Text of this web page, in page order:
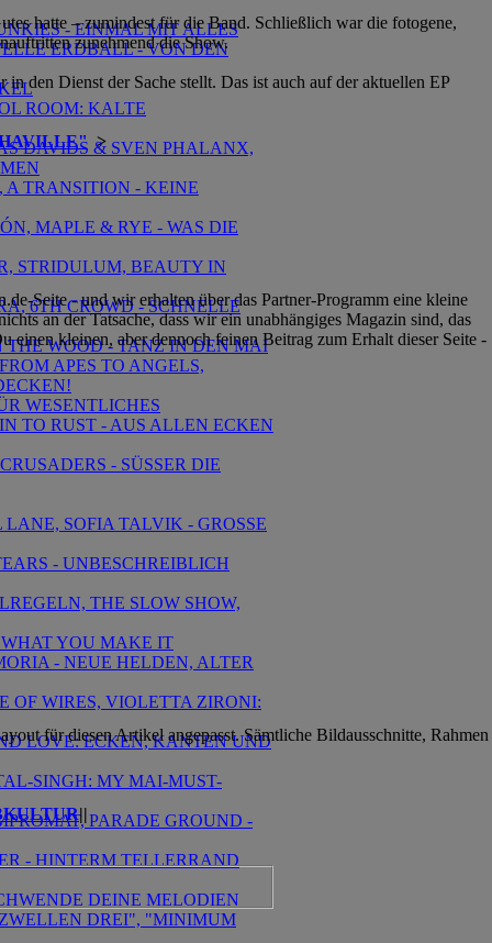
- EINMAL MIT ALLES
ERDBALL - VON DEN
ROOM: KALTE
DAVIDS & SVEN PHALANX,
A TRANSITION - KEINE
MAPLE & RYE - WAS DIE
STRIDULUM, BEAUTY IN
6TH CROWD - SCHNELLE
THE WOOD - TANZ IN DEN MAI
APES TO ANGELS,
WESENTLICHES
TO RUST - AUS ALLEN ECKEN
- SÜSSER DIE
SOFIA TALVIK - GROSSE
- UNBESCHREIBLICH
THE SLOW SHOW,
YOU MAKE IT
- NEUE HELDEN, ALTER
OF WIRES, VIOLETTA ZIRONI:
LOVE: ECKEN, KANTEN UND
SINGH: MY MAI-MUST-
PARADE GROUND -
- HINTERM TELLERRAND
DEINE MELODIEN
DREI", "MINIMUM
hatte – zumindest für die Band. Schließlich war die fotogene,
zunehmend die Show.
den Dienst der Sache stellt. Das ist auch auf der aktuellen EP
>
Seite - und wir erhalten über das Partner-Programm eine kleine
an der Tatsache, dass wir ein unabhängiges Magazin sind, das
kleinen, aber dennoch feinen Beitrag zum Erhalt dieser Seite -
für diesen Artikel angepasst. Sämtliche Bildausschnitte, Rahmen
||